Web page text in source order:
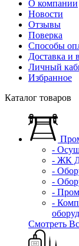
О компании
Новости
Отзывы
Поверка
Способы
Доставка и
Личный
Избранное
Каталог товаров
-
- ЖК
-
-
-
-
Смотреть